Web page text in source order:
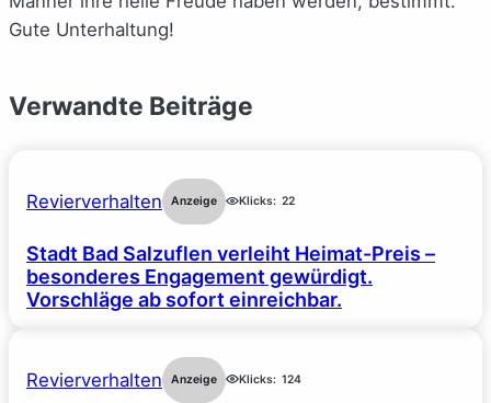
Gute Unterhaltung!
Verwandte Beiträge
Revierverhalten Anzeige Klicks: 22
Stadt Bad Salzuflen verleiht Heimat-Preis –
besonderes Engagement gewürdigt.
Vorschläge ab sofort einreichbar.
Revierverhalten Anzeige Klicks: 124